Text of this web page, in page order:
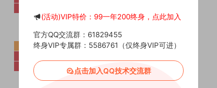
(活动)VIP特价：99一年200终身，点此加入
官方QQ交流群：61829455
终身VIP专属群：5586761（仅终身VIP可进）
点击加入QQ技术交流群